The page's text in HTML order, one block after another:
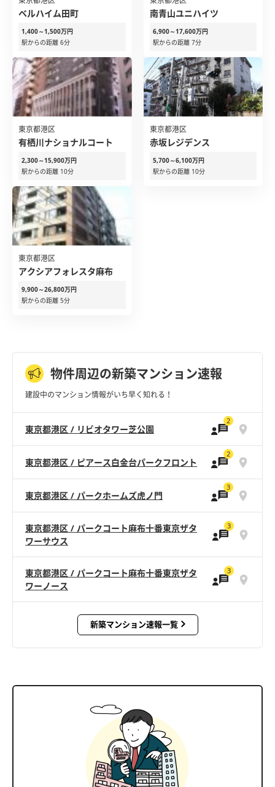
ベルハイム田町
1,400～1,500万円
駅からの距離 6分
南青山ユニハイツ
6,900～17,600万円
駅からの距離 7分
東京都港区
有栖川ナショナルコート
2,300～15,900万円
駅からの距離 10分
東京都港区
赤坂レジデンス
5,700～6,100万円
駅からの距離 10分
東京都港区
アクシアフォレスタ麻布
9,900～26,800万円
駅からの距離 5分
物件周辺の新築マンション速報
建設中のマンション情報がいち早く知れる！
東京都港区 / リビオタワー芝公園
2
東京都港区 / ピアース白金台パークフロント
2
東京都港区 / パークホームズ虎ノ門
3
東京都港区 / パークコート麻布十番東京ザタ
ワーサウス
3
東京都港区 / パークコート麻布十番東京ザタ
ワーノース
3
新築マンション速報一覧